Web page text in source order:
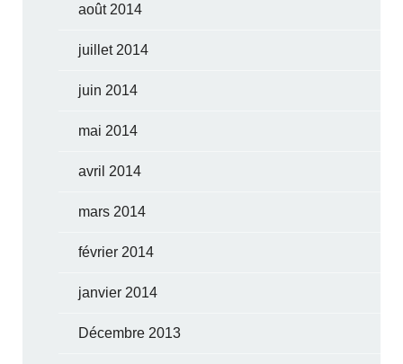
août 2014
juillet 2014
juin 2014
mai 2014
avril 2014
mars 2014
février 2014
janvier 2014
Décembre 2013